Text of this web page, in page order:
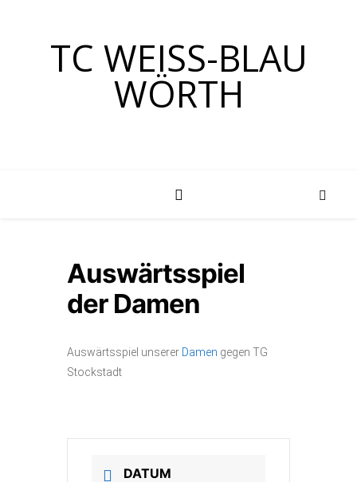
TC WEISS-BLAU W
ÖRTH
Auswärtsspiel
der Damen
Auswärtsspiel unserer Damen gegen TG
Stockstadt
DATUM